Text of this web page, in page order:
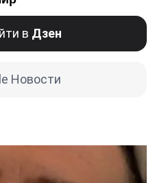
в Дзен
Новости